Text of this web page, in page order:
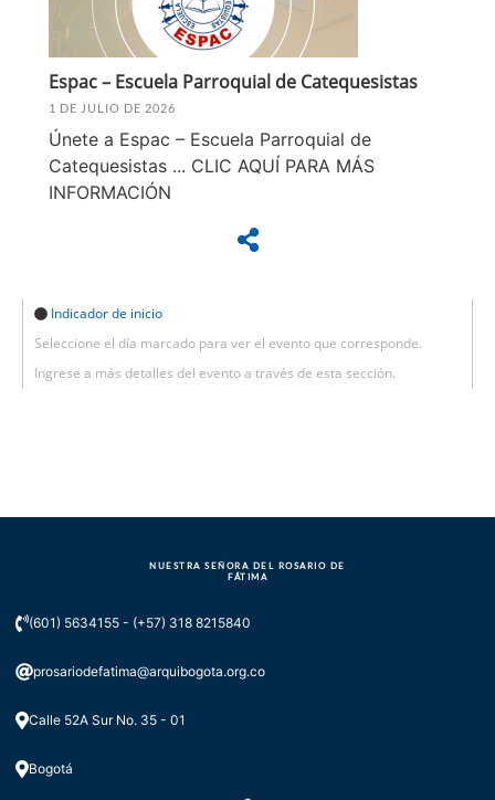
Espac – Escuela Parroquial de Catequesistas
1 DE JULIO DE 2026
Únete a Espac – Escuela Parroquial de
Catequesistas ... CLIC AQUÍ PARA MÁS
INFORMACIÓN
Indicador de inicio
Seleccione el día marcado para ver el evento que corresponde.
Ingrese a más detalles del evento a través de esta sección.
NUESTRA SEÑORA DEL ROSARIO DE
FÁTIMA
(601) 5634155 - (+57) 318 8215840
prosariodefatima@arquibogota.org.co
Calle 52A Sur No. 35 - 01
Bogotá